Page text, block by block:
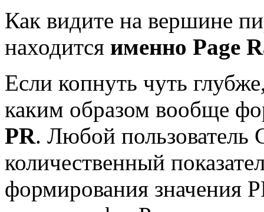
Как видите на вершине
находится именно Page
Если копнуть чуть
каким образом вообще
PR. Любой пользователь
количественный
формирования значения